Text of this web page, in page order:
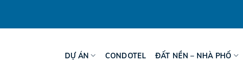
DỰ ÁN CONDOTEL ĐẤT NỀN – NHÀ PHỐ